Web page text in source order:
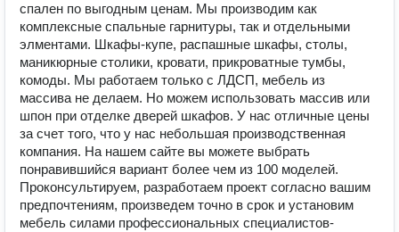
спален по выгодным ценам. Мы производим как
комплексные спальные гарнитуры, так и отдельными
элментами. Шкафы-купе, распашные шкафы, столы,
маникюрные столики, кровати, прикроватные тумбы,
комоды. Мы работаем только с ЛДСП, мебель из
массива не делаем. Но можем использовать массив или
шпон при отделке дверей шкафов. У нас отличные цены
за счет того, что у нас небольшая производственная
компания. На нашем сайте вы можете выбрать
понравившийся вариант более чем из 100 моделей.
Проконсультируем, разработаем проект согласно вашим
предпочтениям, произведем точно в срок и установим
мебель силами профессиональных специалистов-